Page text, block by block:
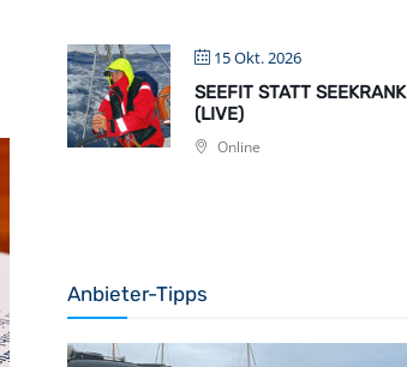
15 Okt. 2026
SEEFIT STATT SEEKRANK
(LIVE)
Online
Anbieter-Tipps